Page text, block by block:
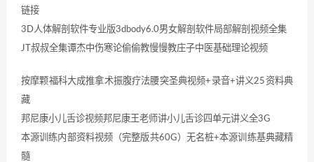
链接
3D人体解剖软件专业版3dbody6.0男女解剖软件局部解剖视频全集
JT叔叔全集谭杰中伤寒论偷偷教慢慢教庄子中医基础理论视频
按摩颗福科大成推拿术振腹疗法腰突圣典视频+录音+讲义25资料典
藏
邦尼康小儿舌诊视频邦尼康王老师讲小儿舌诊四单元讲义全3G
本源训练内部资料视频（完整版共60G）无名桩+本源训练基典藏精
髓